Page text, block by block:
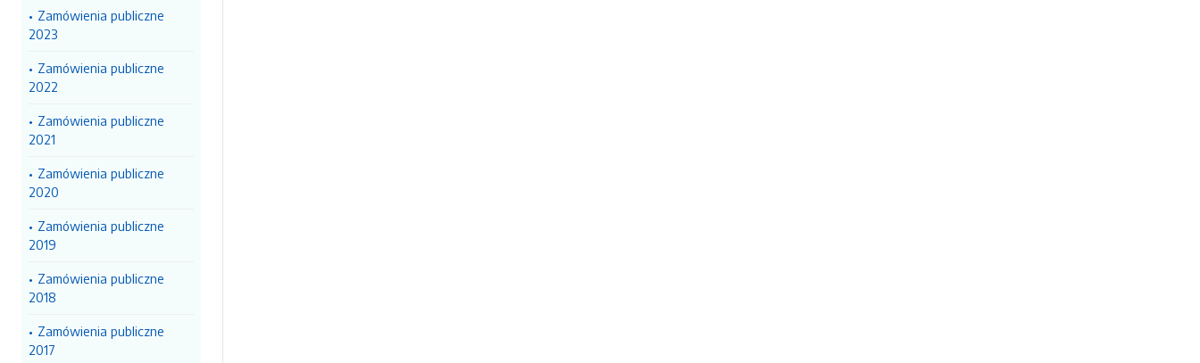
Zamówienia publiczne
2023
Zamówienia publiczne
2022
Zamówienia publiczne
2021
Zamówienia publiczne
2020
Zamówienia publiczne
2019
Zamówienia publiczne
2018
Zamówienia publiczne
2017